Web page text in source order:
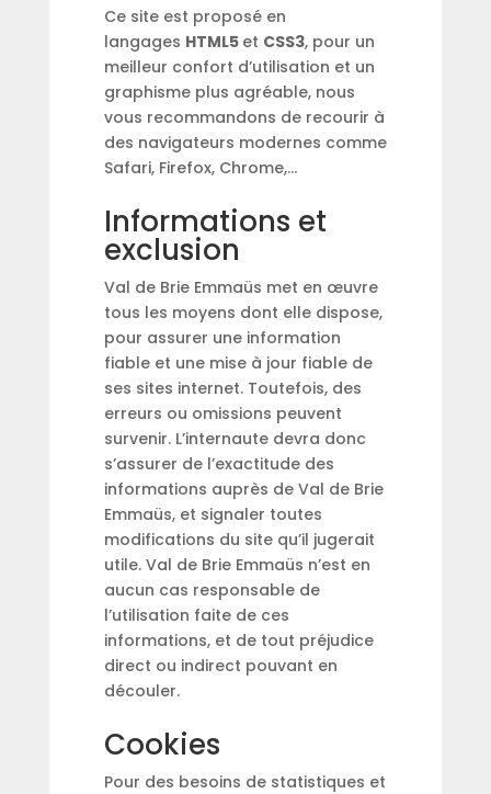
Ce site est proposé en
langages HTML5 et CSS3, pour un
meilleur confort d’utilisation et un
graphisme plus agréable, nous
vous recommandons de recourir à
des navigateurs modernes comme
Safari, Firefox, Chrome,…
Informations et
exclusion
Val de Brie Emmaüs met en œuvre
tous les moyens dont elle dispose,
pour assurer une information
fiable et une mise à jour fiable de
ses sites internet. Toutefois, des
erreurs ou omissions peuvent
survenir. L’internaute devra donc
s’assurer de l’exactitude des
informations auprès de Val de Brie
Emmaüs, et signaler toutes
modifications du site qu’il jugerait
utile. Val de Brie Emmaüs n’est en
aucun cas responsable de
l’utilisation faite de ces
informations, et de tout préjudice
direct ou indirect pouvant en
découler.
Cookies
Pour des besoins de statistiques et